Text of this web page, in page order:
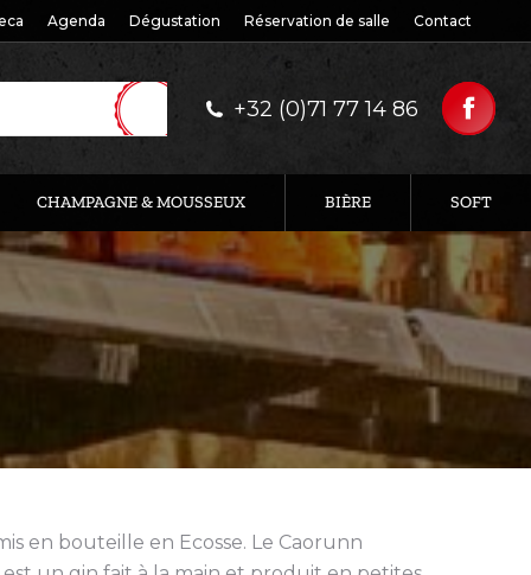
Agenda Dégustation Réservation de salle Contact
+32 (0)71 77 14 86
CHAMPAGNE & MOUSSEUX BIÈRE SOFT
en bouteille en Ecosse. Le Caorunn